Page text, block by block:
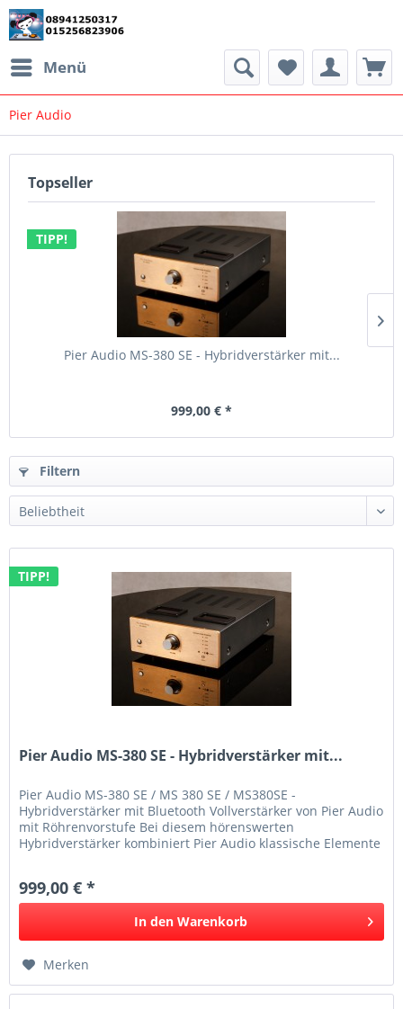
Menü
Pier Audio
Topseller
TIPP!
Pier Audio MS-380 SE - Hybridverstärker mit...
999,00 € *
Filtern
TIPP!
Pier Audio MS-380 SE - Hybridverstärker mit...
Pier Audio MS-380 SE / MS 380 SE / MS380SE -
Hybridverstärker mit Bluetooth Vollverstärker von Pier Audio
mit Röhrenvorstufe Bei diesem hörenswerten
Hybridverstärker kombiniert Pier Audio klassische Elemente
999,00 € *
In den Warenkorb
Merken